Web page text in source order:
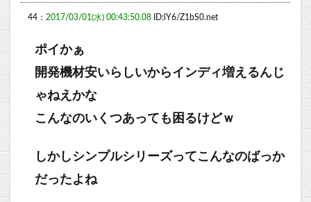
44： 2017/03/01(水) 00:43:50.08 ID:lY6/Z1bS0.net
ポイかぁ
開発機材安いらしいからインディ増えるんじ
ゃねえかな
こんなのいくつあっても困るけどｗ
しかしシンプルシリーズってこんなのばっか
だったよね